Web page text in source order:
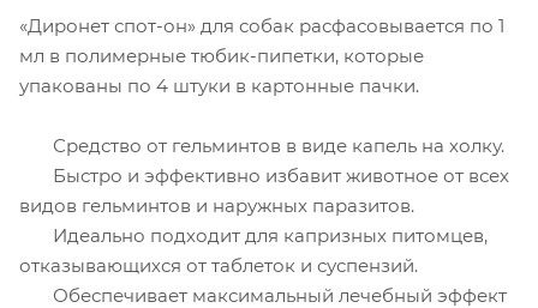
«Диронет спот-он» для собак расфасовывается по 1
мл в полимерные тюбик-пипетки, которые
упакованы по 4 штуки в картонные пачки.
Средство от гельминтов в виде капель на холку.
Быстро и эффективно избавит животное от всех
видов гельминтов и наружных паразитов.
Идеально подходит для капризных питомцев,
отказывающихся от таблеток и суспензий.
Обеспечивает максимальный лечебный эффект